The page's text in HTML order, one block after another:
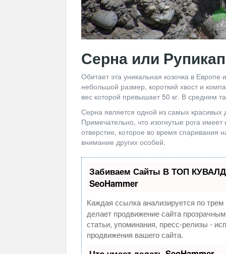
Серна или
Обитает эта уникальная козочка в
небольшой размер, короткий хвост и
вес которой превышает 50 кг. В среднем
Серна является одной из самых
Примечательно, что изогнутые рога
отверстие, которое во время
внимание других особей.
Забиваем Сайты В ТОП
SeoHammer
Каждая ссылка анализируется по
делает продвижение сайта
статьи, упоминания, пресс-релизы -
продвижения вашего сайта.